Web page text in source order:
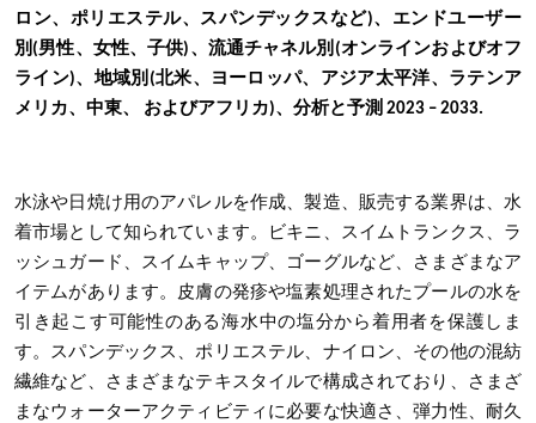
ロン、ポリエステル、スパンデックスなど)、エンドユーザー
別(男性、女性、子供)、流通チャネル別(オンラインおよびオフ
ライン)、地域別(北米、ヨーロッパ、アジア太平洋、ラテンア
メリカ、中東、 およびアフリカ)、分析と予測 2023 – 2033.
水泳や日焼け用のアパレルを作成、製造、販売する業界は、水
着市場として知られています。ビキニ、スイムトランクス、ラ
ッシュガード、スイムキャップ、ゴーグルなど、さまざまなア
イテムがあります。皮膚の発疹や塩素処理されたプールの水を
引き起こす可能性のある海水中の塩分から着用者を保護しま
す。スパンデックス、ポリエステル、ナイロン、その他の混紡
繊維など、さまざまなテキスタイルで構成されており、さまざ
まなウォーターアクティビティに必要な快適さ、弾力性、耐久